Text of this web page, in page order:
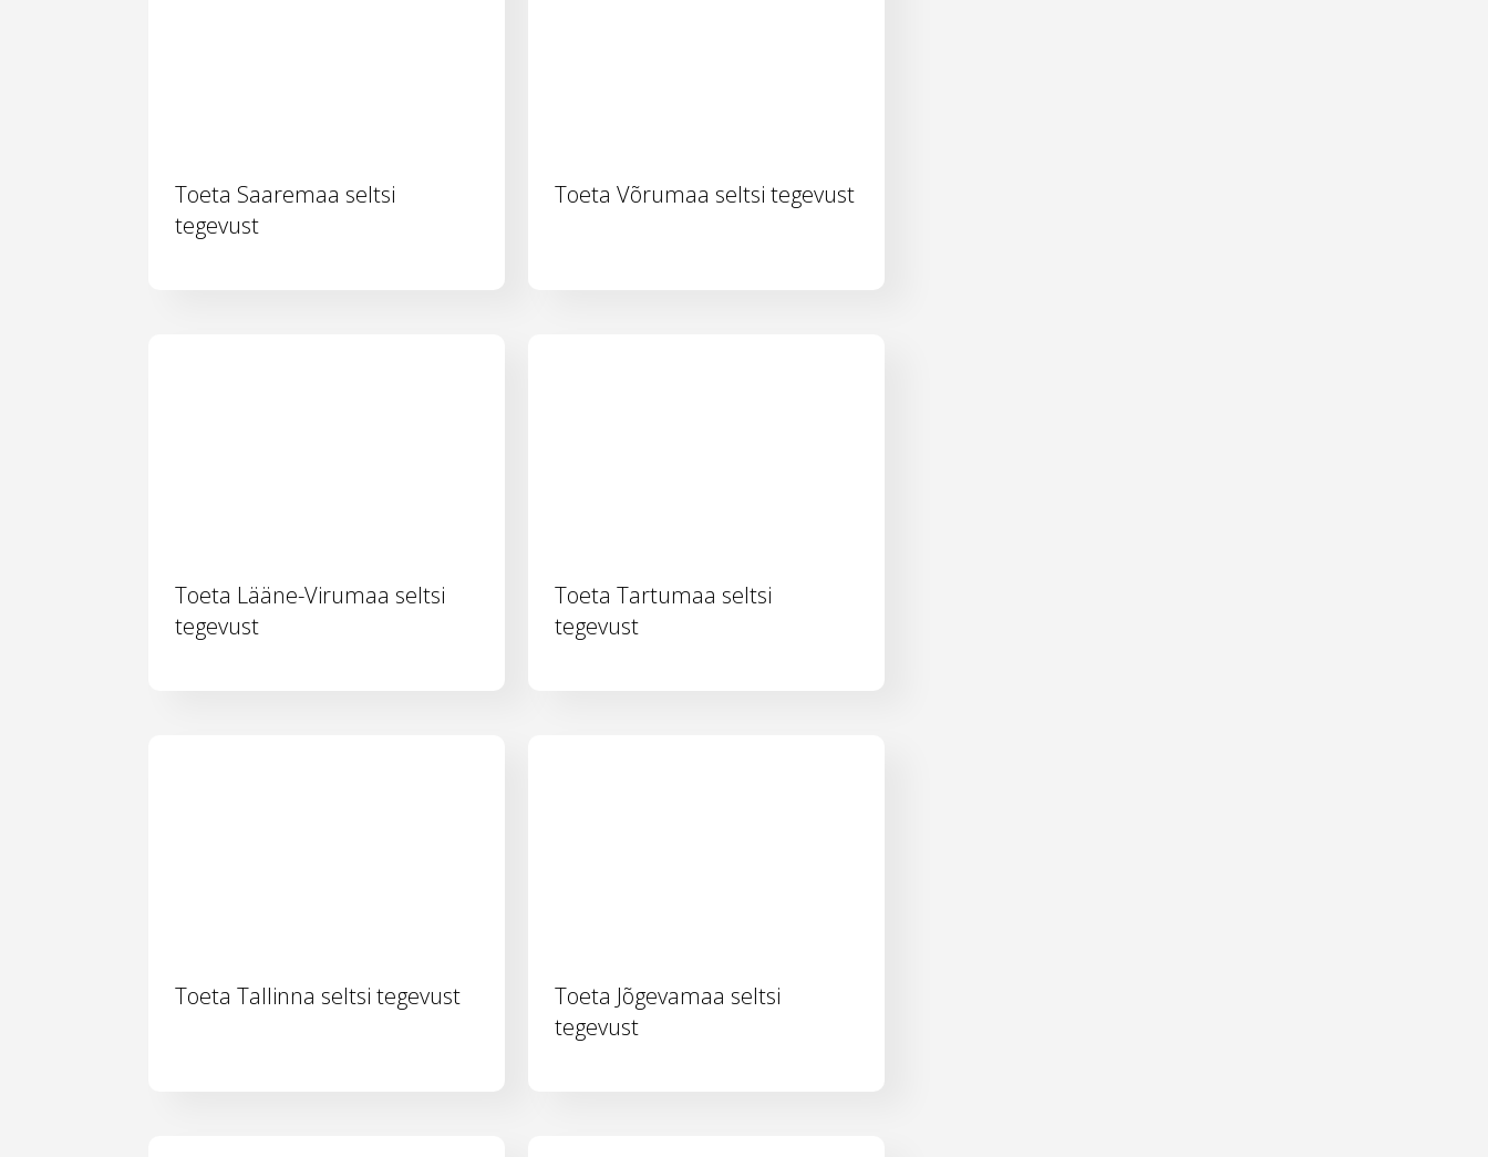
Toeta Saaremaa seltsi
tegevust
Toeta Võrumaa seltsi tegevust
Toeta Lääne-Virumaa seltsi
tegevust
Toeta Tartumaa seltsi
tegevust
Toeta Tallinna seltsi tegevust
Toeta Jõgevamaa seltsi
tegevust